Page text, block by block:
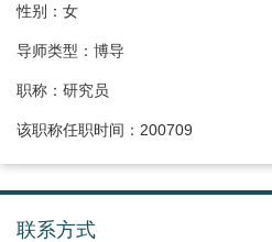
性别：女
导师类型：博导
职称：研究员
该职称任职时间：200709
联系方式